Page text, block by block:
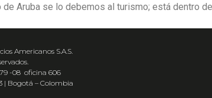
Aruba se lo debemos al turismo; está dentro
Americanos S.A.S.
-08 oficina 606
| Bogotá – Colombia